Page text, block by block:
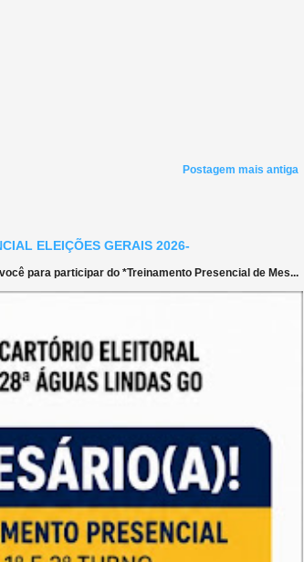
Postagem mais antiga
ELEIÇÕES GERAIS 2026-
para participar do *Treinamento Presencial de Mes...